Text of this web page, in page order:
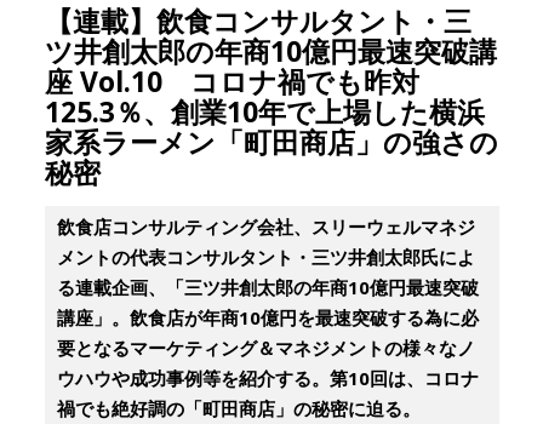
【連載】飲食コンサルタント・三
ツ井創太郎の年商10億円最速突破講
座 Vol.10 コロナ禍でも昨対
125.3％、創業10年で上場した横浜
家系ラーメン「町田商店」の強さの
秘密
飲食店コンサルティング会社、スリーウェルマネジ
メントの代表コンサルタント・三ツ井創太郎氏によ
る連載企画、「三ツ井創太郎の年商10億円最速突破
講座」。飲食店が年商10億円を最速突破する為に必
要となるマーケティング＆マネジメントの様々なノ
ウハウや成功事例等を紹介する。第10回は、コロナ
禍でも絶好調の「町田商店」の秘密に迫る。